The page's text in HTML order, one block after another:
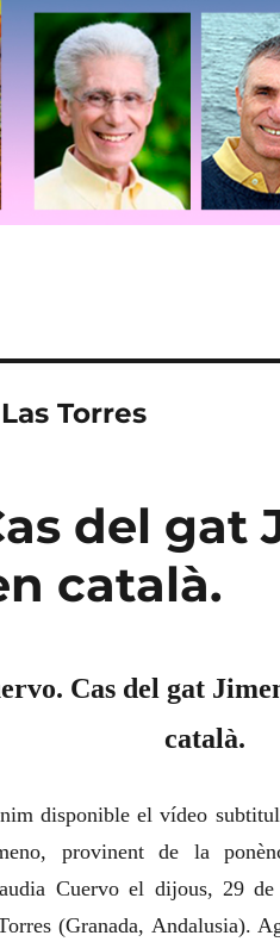
Torres
del gat
català.
Cas del gat
català.
disponible el vídeo
provinent de la
Cuervo el dijous, 29
(Granada, Andalusia).